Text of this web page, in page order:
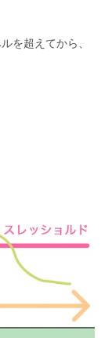
を超えてから、